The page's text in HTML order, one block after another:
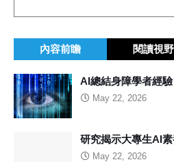
內容前瞻 閱讀視野
AI總結身障學者經
May 22, 2026
研究揭示大專生AI
May 22, 2026